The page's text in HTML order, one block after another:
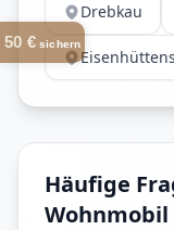
Drebkau
Häufige
50 €sichern